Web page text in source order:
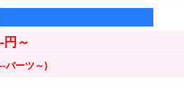
円～
バーツ～)